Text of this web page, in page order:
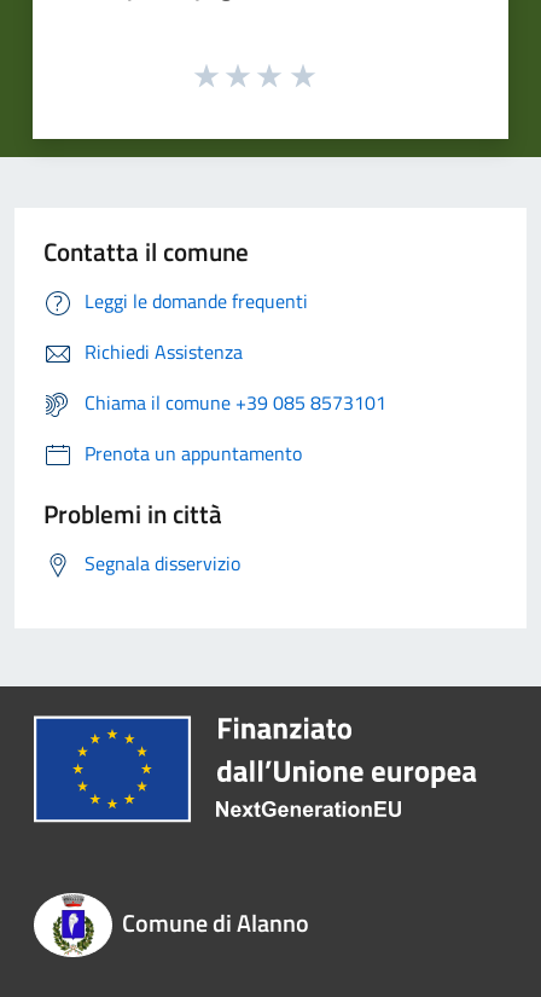
Contatta il comune
Leggi le domande frequenti
Richiedi Assistenza
Chiama il comune +39 085 8573101
Prenota un appuntamento
Problemi in città
Segnala disservizio
Comune di Alanno